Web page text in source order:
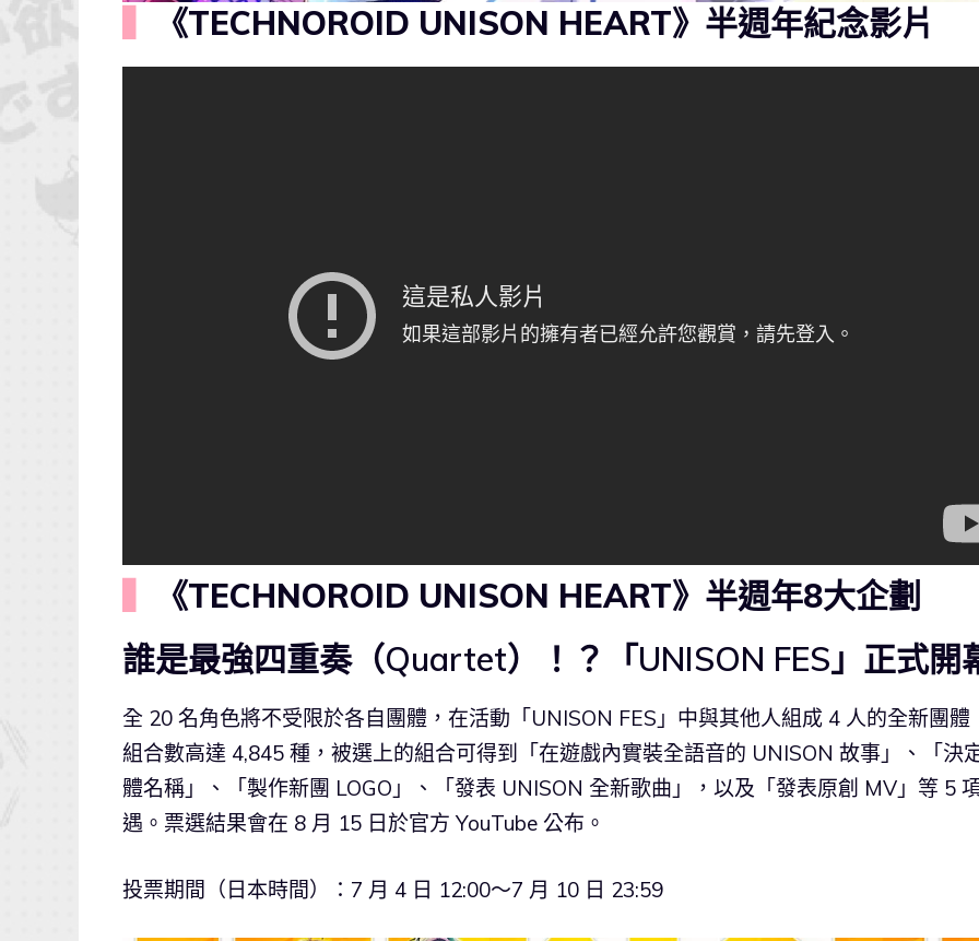
《TECHNOROID UNISON HEART》半週年紀念影片
《TECHNOROID UNISON HEART》半週年8大企劃
誰是最強四重奏（Quartet）！？「UNISON FES」正式開
全 20 名角色將不受限於各自團體，在活動「UNISON FES」中與其他人組成 4 人的全新團體
組合數高達 4,845 種，被選上的組合可得到「在遊戲內實裝全語音的 UNISON 故事」、「決
體名稱」、「製作新團 LOGO」、「發表 UNISON 全新歌曲」，以及「發表原創 MV」等 5
遇。票選結果會在 8 月 15 日於官方 YouTube 公布。
投票期間（日本時間）：7 月 4 日 12:00～7 月 10 日 23:59